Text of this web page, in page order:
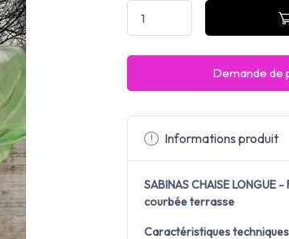
Demande de
Informations produit
SABINAS CHAISE LONGUE
courbée terrasse
Caractéristiques